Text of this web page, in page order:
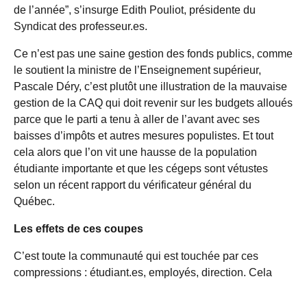
de l’année”, s’insurge Edith Pouliot, présidente du
Syndicat des professeur.es.
Ce n’est pas une saine gestion des fonds publics, comme
le soutient la ministre de l’Enseignement supérieur,
Pascale Déry, c’est plutôt une illustration de la mauvaise
gestion de la CAQ qui doit revenir sur les budgets alloués
parce que le parti a tenu à aller de l’avant avec ses
baisses d’impôts et autres mesures populistes. Et tout
cela alors que l’on vit une hausse de la population
étudiante importante et que les cégeps sont vétustes
selon un récent rapport du vérificateur général du
Québec.
Les effets de ces coupes
C’est toute la communauté qui est touchée par ces
compressions : étudiant.es, employés, direction. Cela